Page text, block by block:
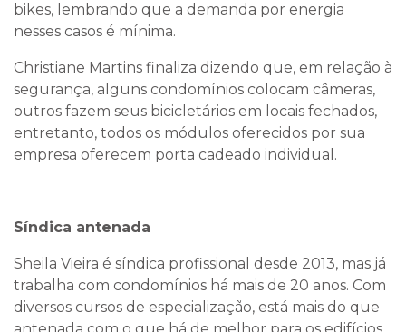
bikes, lembrando que a demanda por energia
nesses casos é mínima.
Christiane Martins finaliza dizendo que, em relação à
segurança, alguns condomínios colocam câmeras,
outros fazem seus bicicletários em locais fechados,
entretanto, todos os módulos oferecidos por sua
empresa oferecem porta cadeado individual.
Síndica antenada
Sheila Vieira é síndica profissional desde 2013, mas já
trabalha com condomínios há mais de 20 anos. Com
diversos cursos de especialização, está mais do que